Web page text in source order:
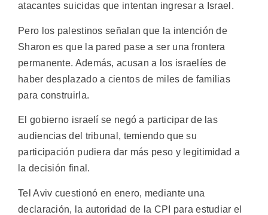
atacantes suicidas que intentan ingresar a Israel.
Pero los palestinos señalan que la intención de
Sharon es que la pared pase a ser una frontera
permanente. Además, acusan a los israelíes de
haber desplazado a cientos de miles de familias
para construirla.
El gobierno israelí se negó a participar de las
audiencias del tribunal, temiendo que su
participación pudiera dar más peso y legitimidad a
la decisión final.
Tel Aviv cuestionó en enero, mediante una
declaración, la autoridad de la CPI para estudiar el